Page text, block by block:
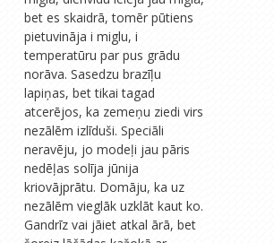
bet es skaidrā, tomēr pūtiens
pietuvināja i miglu, i
temperatūru par pus grādu
norāva. Sasedzu brazīļu
lapiņas, bet tikai tagad
atcerējos, ka zemeņu ziedi virs
nezālēm izlīduši. Speciāli
neravēju, jo modeļi jau pāris
nedēļas solīja jūnija
kriovājprātu. Domāju, ka uz
nezālēm vieglāk uzklāt kaut ko.
Gandrīz vai jāiet atkal ārā, bet